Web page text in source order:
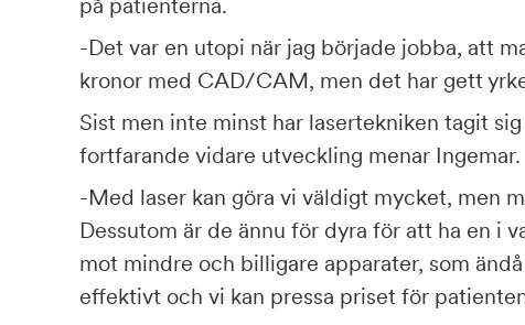
på patienterna.
-Det var en utopi när jag började jobba, att
kronor med CAD/CAM, men det har gett
Sist men inte minst har lasertekniken tagit
fortfarande vidare utveckling menar Ingemar.
-Med laser kan göra vi väldigt mycket, men
Dessutom är de ännu för dyra för att ha en i
mot mindre och billigare apparater, som
effektivt och vi kan pressa priset för